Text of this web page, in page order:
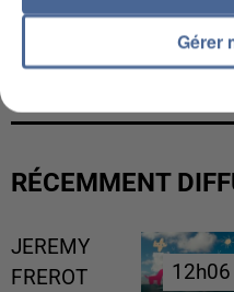
UNE TOURISTE DE
COULÉE DE BOUE EN
RÉCEMMENT
JEREMY
FREROT
12h06
12h06
Gérer